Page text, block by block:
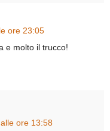
ore 23:05
e molto il trucco!
ore 13:58